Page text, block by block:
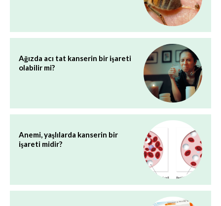
Ağızda acı tat kanserin bir işareti
olabilir mi?
Anemi, yaşlılarda kanserin bir
işareti midir?